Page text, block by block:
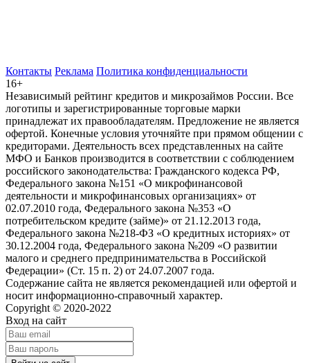
Контакты Реклама Политика конфиденциальности
16+
Независимый рейтинг кредитов и микрозаймов России. Все
логотипы и зарегистрированные торговые марки
принадлежат их правообладателям. Предложение не является
офертой. Конечные условия уточняйте при прямом общении с
кредиторами. Деятельность всех представленных на сайте
МФО и Банков производится в соответствии с соблюдением
российского законодательства: Гражданского кодекса РФ,
Федерального закона №151 «О микрофинансовой
деятельности и микрофинансовых организациях» от
02.07.2010 года, Федерального закона №353 «О
потребительском кредите (займе)» от 21.12.2013 года,
Федерального закона №218-ФЗ «О кредитных историях» от
30.12.2004 года, Федерального закона №209 «О развитии
малого и среднего предпринимательства в Российской
Федерации» (Ст. 15 п. 2) от 24.07.2007 года.
Содержание сайта не является рекомендацией или офертой и
носит информационно-справочный характер.
Copyright © 2020-2022
Вход на сайт